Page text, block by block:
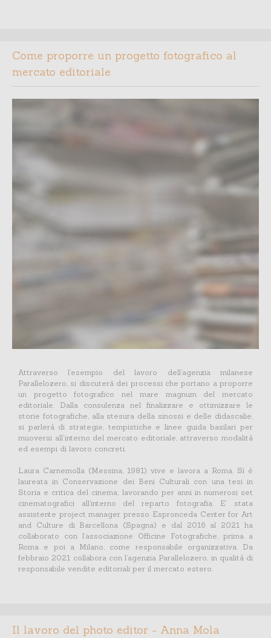
Come proporre un progetto fotografico al
mercato editoriale
Attraverso l’esempio del lavoro dell’agenzia milanese
Parallelozero, si discuterà dei processi che portano a proporre
un progetto fotografico nel mare magnum del mercato
editoriale. Dalla consulenza nel finalizzare e ottimizzare le
storie fotografiche, alla stesura della sinossi e delle didascalie,
si parlerà di strategie, tempistiche e linee guida basilari per
muoversi all'interno del mercato editoriale, attraverso modalità
ed esempi di lavoro concreti.
Laura Carnemolla (Messina, 1981) vive e lavora a Roma. Sì è
laureata in Conservazione dei Beni Culturali con una tesi in
Storia e critica del cinema, lavorando per anni in numerosi set
cinematografici all’interno del reparto fotografia. E’ stata
assistente project manager presso Espronceda Center for Art
and Culture di Barcellona (Spagna) e dal 2016 al 2021 ha
collaborato con l’associazione Officine Fotografiche, prima a
Roma e poi a Milano, come responsabile organizzativa. Da
febbraio 2021 collabora con l’agenzia Parallelozero, in qualità di
responsabile vendite editoriali per il mercato estero.
Il lavoro del photo editor - Anna Mola